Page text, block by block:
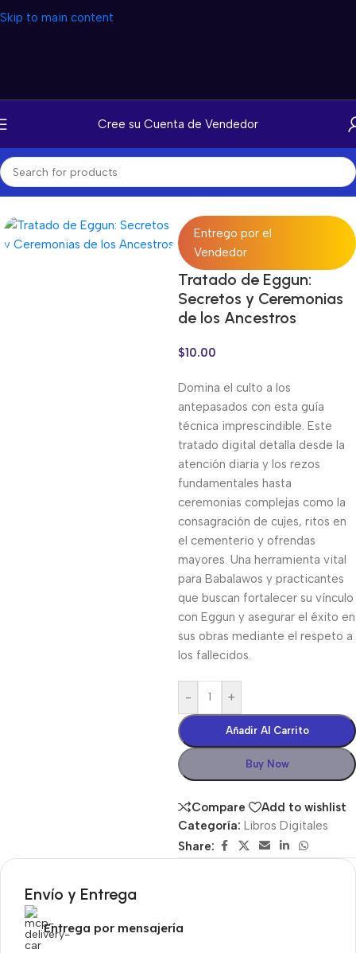
Skip to main content
Cree su Cuenta de Vendedor
Inicio/Productos Digitales/Libros Digitales
Entrego por el
Vendedor
Tratado de Eggun:
Secretos y Ceremonias
de los Ancestros
$10.00
Domina el culto a los
antepasados con esta guía
técnica imprescindible. Este
tratado digital detalla desde la
atención diaria y los rezos
fundamentales hasta
ceremonias complejas como la
consagración de cujes, ritos en
el cementerio y ofrendas
mayores. Una herramienta vital
para Babalawos y practicantes
que buscan fortalecer su vínculo
con Eggun y asegurar el éxito en
sus obras mediante el respeto a
los fallecidos.
- +
Añadir Al Carrito
Buy Now
Compare
Add to wishlist
Categoría: Libros Digitales
Share:
Envío y Entrega
Entrega por mensajería